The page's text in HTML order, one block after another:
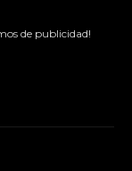
de publicidad!